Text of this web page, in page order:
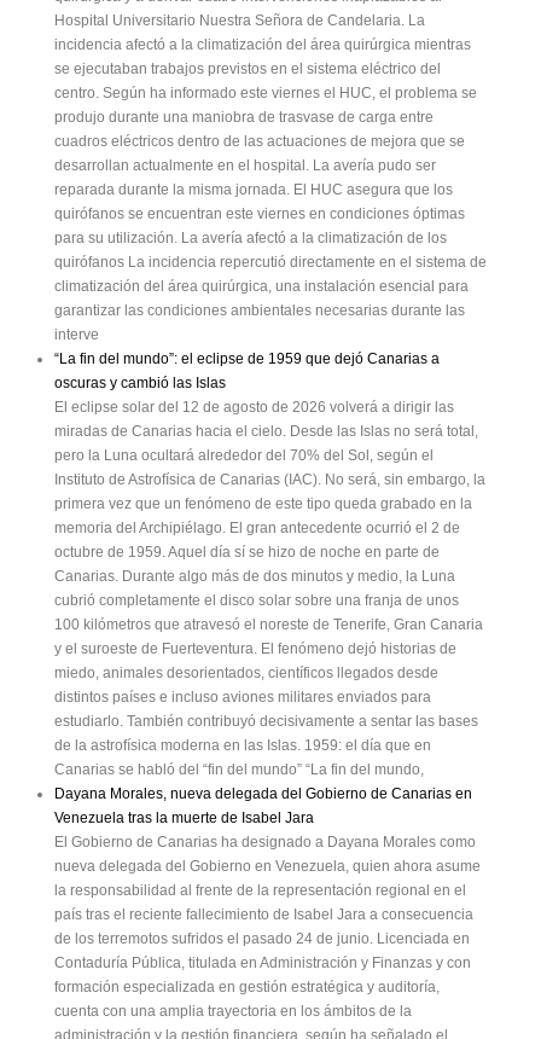
Hospital Universitario Nuestra Señora de Candelaria. La
incidencia afectó a la climatización del área quirúrgica mientras
se ejecutaban trabajos previstos en el sistema eléctrico del
centro. Según ha informado este viernes el HUC, el problema se
produjo durante una maniobra de trasvase de carga entre
cuadros eléctricos dentro de las actuaciones de mejora que se
desarrollan actualmente en el hospital. La avería pudo ser
reparada durante la misma jornada. El HUC asegura que los
quirófanos se encuentran este viernes en condiciones óptimas
para su utilización. La avería afectó a la climatización de los
quirófanos La incidencia repercutió directamente en el sistema de
climatización del área quirúrgica, una instalación esencial para
garantizar las condiciones ambientales necesarias durante las
interve
“La fin del mundo”: el eclipse de 1959 que dejó Canarias a
oscuras y cambió las Islas
El eclipse solar del 12 de agosto de 2026 volverá a dirigir las
miradas de Canarias hacia el cielo. Desde las Islas no será total,
pero la Luna ocultará alrededor del 70% del Sol, según el
Instituto de Astrofísica de Canarias (IAC). No será, sin embargo, la
primera vez que un fenómeno de este tipo queda grabado en la
memoria del Archipiélago. El gran antecedente ocurrió el 2 de
octubre de 1959. Aquel día sí se hizo de noche en parte de
Canarias. Durante algo más de dos minutos y medio, la Luna
cubrió completamente el disco solar sobre una franja de unos
100 kilómetros que atravesó el noreste de Tenerife, Gran Canaria
y el suroeste de Fuerteventura. El fenómeno dejó historias de
miedo, animales desorientados, científicos llegados desde
distintos países e incluso aviones militares enviados para
estudiarlo. También contribuyó decisivamente a sentar las bases
de la astrofísica moderna en las Islas. 1959: el día que en
Canarias se habló del “fin del mundo” “La fin del mundo,
Dayana Morales, nueva delegada del Gobierno de Canarias en
Venezuela tras la muerte de Isabel Jara
El Gobierno de Canarias ha designado a Dayana Morales como
nueva delegada del Gobierno en Venezuela, quien ahora asume
la responsabilidad al frente de la representación regional en el
país tras el reciente fallecimiento de Isabel Jara a consecuencia
de los terremotos sufridos el pasado 24 de junio. Licenciada en
Contaduría Pública, titulada en Administración y Finanzas y con
formación especializada en gestión estratégica y auditoría,
cuenta con una amplia trayectoria en los ámbitos de la